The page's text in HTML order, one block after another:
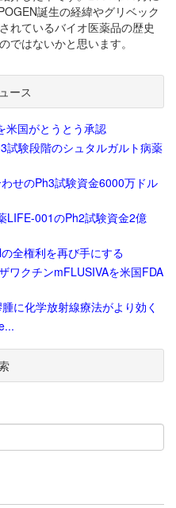
誕生の経緯やグリベック
れているバイオ医薬品の歴史
ではないかと思います。
ース
米国がとうとう承認
試験段階のシュタルガルト病薬
せのPh3試験資金6000万ドル
LIFE-001のPh2試験資金2億
全権利を再び手にする
ワクチンmFLUSIVAを米国FDA
に化学放射線療法がより効く